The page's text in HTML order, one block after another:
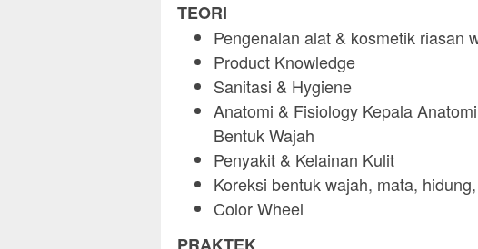
TEORI
Pengenalan alat & kosmetik riasan
Product Knowledge
Sanitasi & Hygiene
Anatomi & Fisiology Kepala
Bentuk Wajah
Penyakit & Kelainan Kulit
Koreksi bentuk wajah, mata,
Color Wheel
PRAKTEK